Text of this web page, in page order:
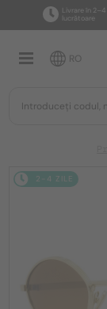
Livrare în 2–4
lucrătoare
RO
2-4 ZILE